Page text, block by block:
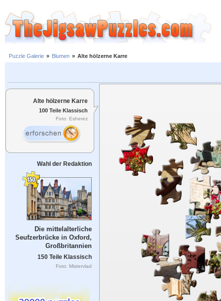
Puzzle Galerie » Blumen » Alte hölzerne Karre
Alte hölzerne Karre
100 Teile Klassisch
Foto: Esherez
Wahl der Redaktion
Die mittelalterliche
Seufzerbrücke in Oxford,
Großbritannien
150 Teile Klassisch
Foto: Mistervlad